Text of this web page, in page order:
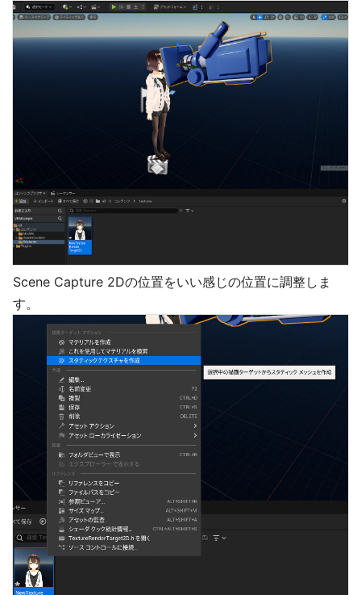
Scene Capture 2Dの位置をいい感じの位置に調整しま
す。